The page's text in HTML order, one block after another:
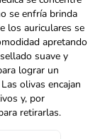
se enfría brinda
los auriculares se
apretando
suave y
lograr un
olivas encajan
y, por
retirarlas.